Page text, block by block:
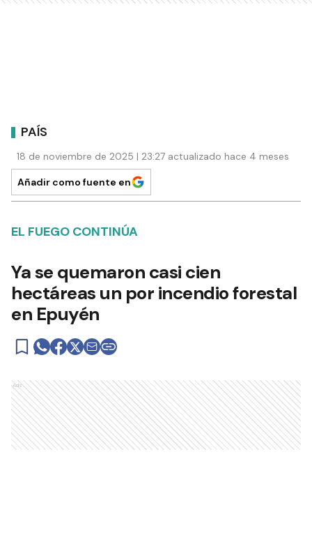
PAÍS
18 de noviembre de 2025 | 23:27 actualizado hace 4 meses
Añadir como fuente en
EL FUEGO CONTINÚA
Ya se quemaron casi cien
hectáreas un por incendio forestal
en Epuyén
Ads